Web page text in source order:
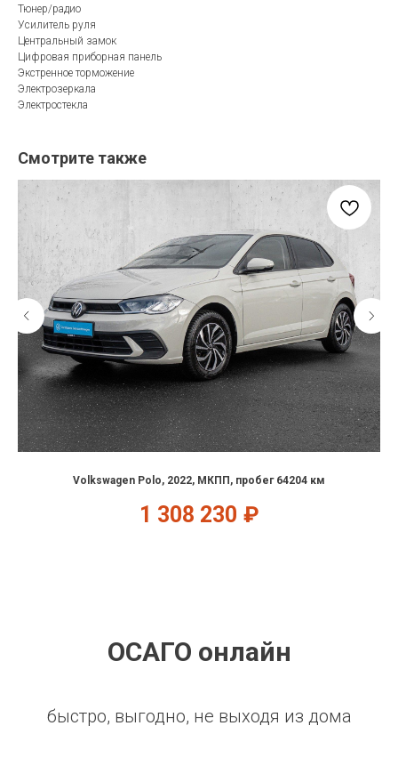
Тюнер/радио
Усилитель руля
Центральный замок
Цифровая приборная панель
Экстренное торможение
Электрозеркала
Электростекла
Смотрите также
Volkswagen Polo, 2022, МКПП, пробег 64204 км
1 308 230 ₽
ОСАГО онлайн
быстро, выгодно, не выходя из дома